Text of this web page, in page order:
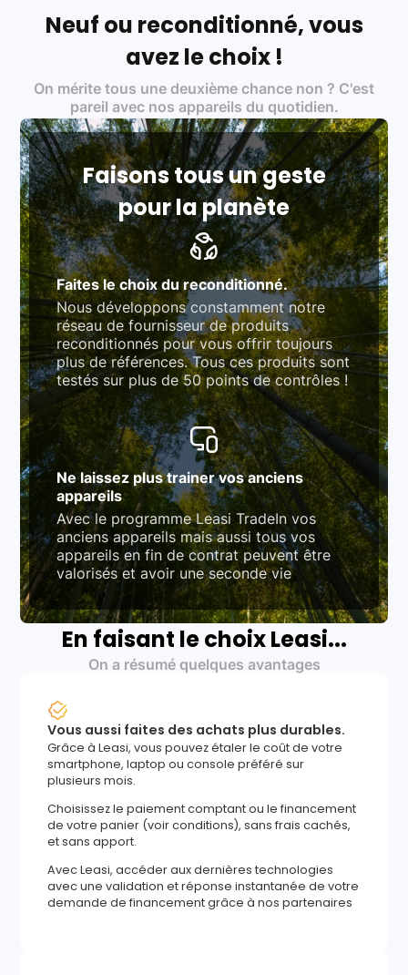
Labels environnementaux & qualité de nos partenaires
traitement des déchets électroniques (DEEE)
Produits testés et vérifiés selon des standards
rigoureux (80 à 100 points de contrôle en
fonction des produits)
Respect des normes RAEE, RoHS, et du
référentiel QualiRepar (bonus réparation)
Neuf ou reconditionné, vous
avez le choix !
On mérite tous une deuxième chance non ? C'est
pareil avec nos appareils du quotidien.
Faisons tous un geste
pour la planète
Faites le choix du reconditionné.
Nous développons constamment notre
réseau de fournisseur de produits
reconditionnés pour vous offrir toujours
plus de références. Tous ces produits sont
testés sur plus de 50 points de contrôles !
Ne laissez plus trainer vos anciens
appareils
Avec le programme Leasi TradeIn vos
anciens appareils mais aussi tous vos
appareils en fin de contrat peuvent être
valorisés et avoir une seconde vie
En faisant le choix Leasi...
On a résumé quelques avantages
Vous aussi faites des achats plus durables.
Grâce à Leasi, vous pouvez étaler le coût de votre
smartphone, laptop ou console préféré sur
plusieurs mois.
Choisissez le paiement comptant ou le financement
de votre panier (voir conditions), sans frais cachés,
et sans apport.
Avec Leasi, accéder aux dernières technologies
avec une validation et réponse instantanée de votre
demande de financement grâce à nos partenaires